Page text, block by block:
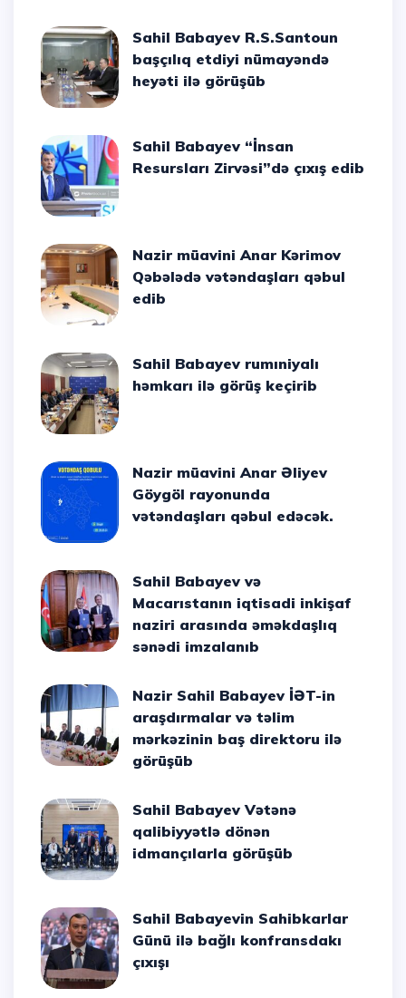
Sahil Babayev R.S.Santoun
başçılıq etdiyi nümayəndə
heyəti ilə görüşüb
Sahil Babayev “İnsan
Resursları Zirvəsi”də çıxış edib
Nazir müavini Anar Kərimov
Qəbələdə vətəndaşları qəbul
edib
Sahil Babayev rumıniyalı
həmkarı ilə görüş keçirib
Nazir müavini Anar Əliyev
Göygöl rayonunda
vətəndaşları qəbul edəcək.
Sahil Babayev və
Macarıstanın iqtisadi inkişaf
naziri arasında əməkdaşlıq
sənədi imzalanıb
Nazir Sahil Babayev İƏT-in
araşdırmalar və təlim
mərkəzinin baş direktoru ilə
görüşüb
Sahil Babayev Vətənə
qalibiyyətlə dönən
idmançılarla görüşüb
Sahil Babayevin Sahibkarlar
Günü ilə bağlı konfransdakı
çıxışı